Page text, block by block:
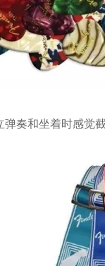
和坐着时感觉截